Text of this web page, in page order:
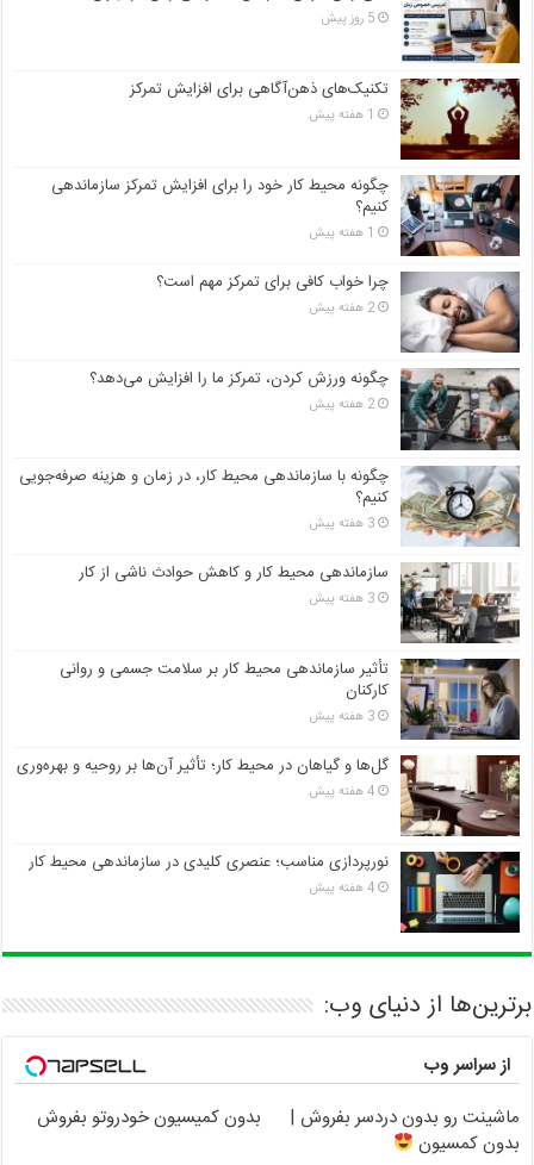
5 روز پیش
تکنیک‌های ذهن‌آگاهی برای افزایش تمرکز
1 هفته پیش
چگونه محیط کار خود را برای افزایش تمرکز سازماندهی
کنیم؟
1 هفته پیش
چرا خواب کافی برای تمرکز مهم است؟
2 هفته پیش
چگونه ورزش کردن، تمرکز ما را افزایش می‌دهد؟
2 هفته پیش
چگونه با سازماندهی محیط کار، در زمان و هزینه صرفه‌جویی
کنیم؟
3 هفته پیش
سازماندهی محیط کار و کاهش حوادث ناشی از کار
3 هفته پیش
تأثیر سازماندهی محیط کار بر سلامت جسمی و روانی
کارکنان
3 هفته پیش
گل‌ها و گیاهان در محیط کار؛ تأثیر آن‌ها بر روحیه و بهره‌وری
4 هفته پیش
نورپردازی مناسب؛ عنصری کلیدی در سازماندهی محیط کار
4 هفته پیش
برترین‌ها از دنیای وب:
از سراسر وب
ماشینت رو بدون دردسر بفروش |
بدون کمسیون
بدون کمیسیون خودروتو بفروش